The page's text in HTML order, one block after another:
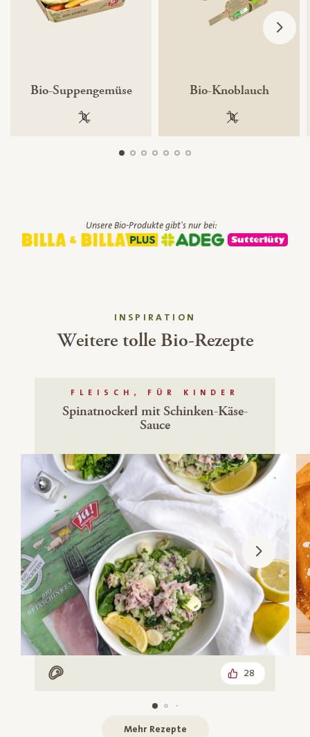
Bio-Suppengemüse
100 % gentechnikfrei
Bio-Knoblauch
100 %
Unsere Bio-Produkte gibt's nur bei:
INSPIRATION
Weitere tolle Bio-Rezepte
FLEISCH, FÜR KINDER
Spinatnockerl mit Schinken-Käse-
Sauce
Mit Fleisch 28
Mehr Rezepte